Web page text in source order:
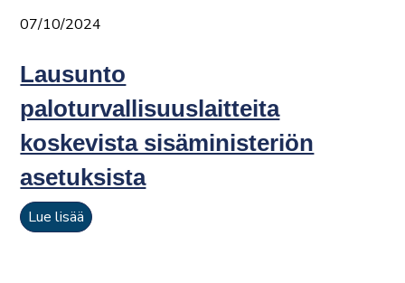
07/10/2024
Lausunto
paloturvallisuuslaitteita
koskevista sisäministeriön
asetuksista
Lue lisää